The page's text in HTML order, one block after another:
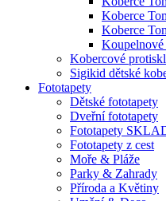
Koberce
Koberce
Kobercové
Sigikid dětské
Fototapety
Dětské fototapety
Dveřní fototapety
Fototapety
Fototapety z cest
Moře & Pláže
Parky & Zahrady
Příroda a Květiny